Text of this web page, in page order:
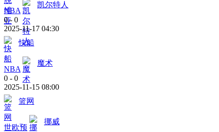
NBA
凯尔特人
0 - 0
2025-11-17 04:30
快船
NBA
魔术
0 - 0
2025-11-15 08:00
篮网
世欧预
挪威